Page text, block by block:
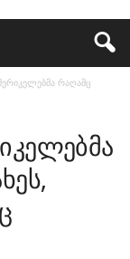
რაღამც